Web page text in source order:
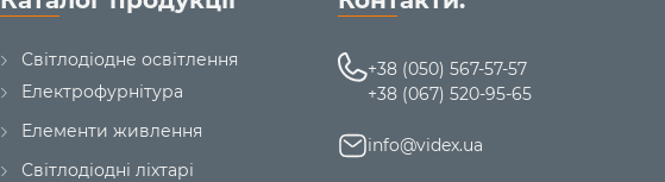
Світлодіодне освітлення
Електрофурнітура
Елементи живлення
Світлодіодні ліхтарі
+38 (050) 567-57-57
+38 (067) 520-95-65
info@videx.ua